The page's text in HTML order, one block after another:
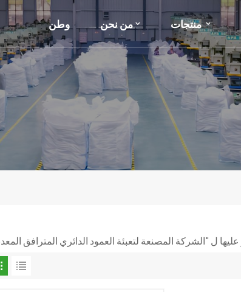
وطن من نحن منتجات